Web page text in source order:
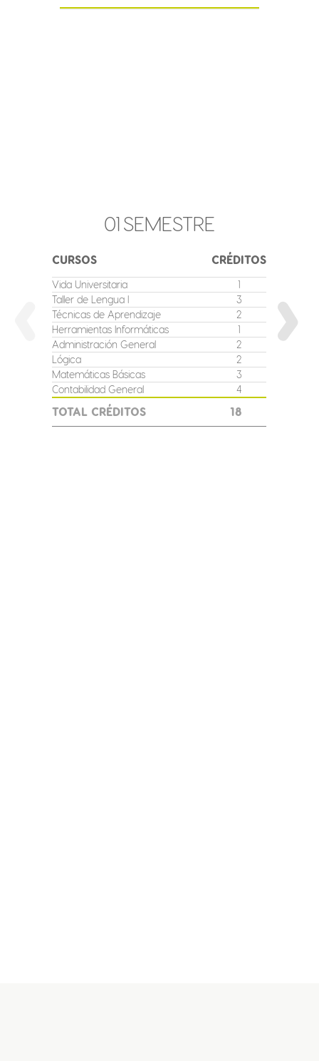
01SEMESTRE
CURSOS CRÉDITOS
Vida Universitaria
1
Taller de Lengua I
3
Técnicas de Aprendizaje
2
Herramientas Informáticas
1
Administración General
2
Lógica
2
Matemáticas Básicas
3
Contabilidad General
4
TOTAL CRÉDITOS 18
Taller
Inglés I